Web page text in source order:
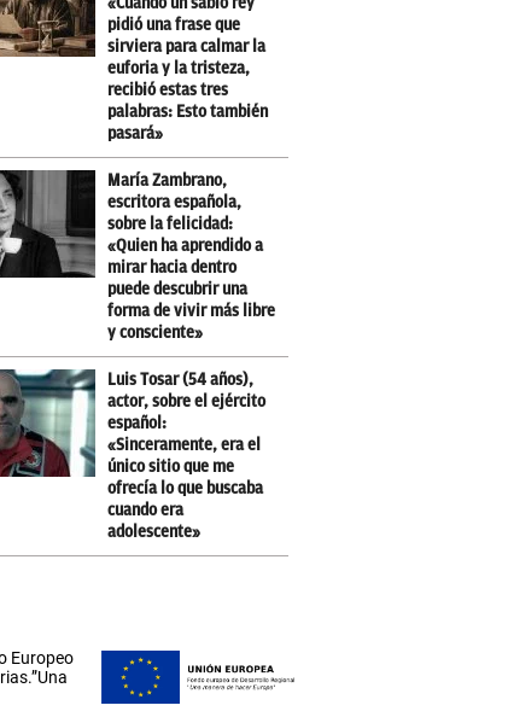
pidió una frase que
sirviera para calmar la
euforia y la tristeza,
recibió estas tres
palabras: Esto también
pasará»
María Zambrano,
escritora española,
sobre la felicidad:
«Quien ha aprendido a
mirar hacia dentro
puede descubrir una
forma de vivir más libre
y consciente»
Luis Tosar (54 años),
actor, sobre el ejército
español:
«Sinceramente, era el
único sitio que me
ofrecía lo que buscaba
cuando era
adolescente»
Europeo